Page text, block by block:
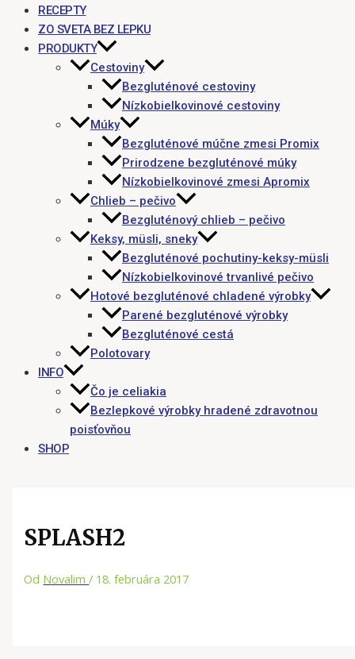
RECEPTY
ZO SVETA BEZ LEPKU
PRODUKTY
Cestoviny
Bezgluténové cestoviny
Nízkobielkovinové cestoviny
Múky
Bezgluténové múčne zmesi Promix
Prirodzene bezgluténové múky
Nízkobielkovinové zmesi Apromix
Chlieb – pečivo
Bezgluténový chlieb – pečivo
Keksy, müsli, sneky
Bezgluténové pochutiny-keksy-müsli
Nízkobielkovinové trvanlivé pečivo
Hotové bezgluténové chladené výrobky
Parené bezgluténové výrobky
Bezgluténové cestá
Polotovary
INFO
Čo je celiakia
Bezlepkové výrobky hradené zdravotnou
poisťovňou
SHOP
SPLASH2
Od Novalim/ 18. februára 2017